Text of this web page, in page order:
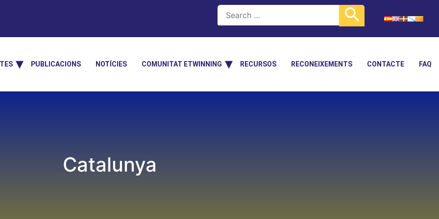
PUBLICACIONS NOTÍCIES COMUNITAT ETWINNING RECURSOS RECONEIXEMENTS CONTACTE FAQ
Catalunya